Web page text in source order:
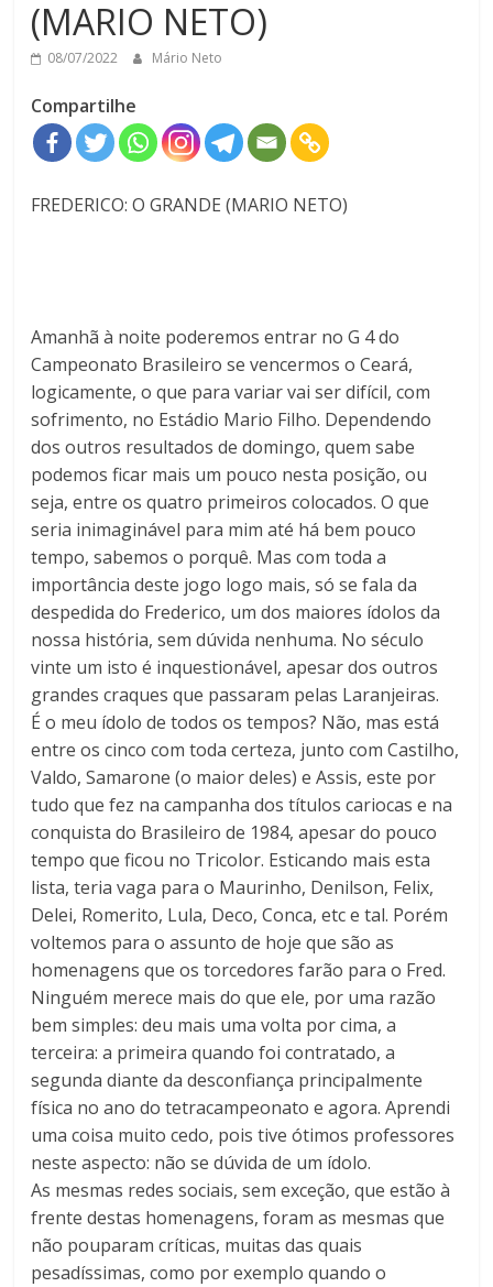
(MARIO NETO)
08/07/2022 Mário Neto
Compartilhe
FREDERICO: O GRANDE (MARIO NETO)
Amanhã à noite poderemos entrar no G 4 do
Campeonato Brasileiro se vencermos o Ceará,
logicamente, o que para variar vai ser difícil, com
sofrimento, no Estádio Mario Filho. Dependendo
dos outros resultados de domingo, quem sabe
podemos ficar mais um pouco nesta posição, ou
seja, entre os quatro primeiros colocados. O que
seria inimaginável para mim até há bem pouco
tempo, sabemos o porquê. Mas com toda a
importância deste jogo logo mais, só se fala da
despedida do Frederico, um dos maiores ídolos da
nossa história, sem dúvida nenhuma. No século
vinte um isto é inquestionável, apesar dos outros
grandes craques que passaram pelas Laranjeiras.
É o meu ídolo de todos os tempos? Não, mas está
entre os cinco com toda certeza, junto com Castilho,
Valdo, Samarone (o maior deles) e Assis, este por
tudo que fez na campanha dos títulos cariocas e na
conquista do Brasileiro de 1984, apesar do pouco
tempo que ficou no Tricolor. Esticando mais esta
lista, teria vaga para o Maurinho, Denilson, Felix,
Delei, Romerito, Lula, Deco, Conca, etc e tal. Porém
voltemos para o assunto de hoje que são as
homenagens que os torcedores farão para o Fred.
Ninguém merece mais do que ele, por uma razão
bem simples: deu mais uma volta por cima, a
terceira: a primeira quando foi contratado, a
segunda diante da desconfiança principalmente
física no ano do tetracampeonato e agora. Aprendi
uma coisa muito cedo, pois tive ótimos professores
neste aspecto: não se dúvida de um ídolo.
As mesmas redes sociais, sem exceção, que estão à
frente destas homenagens, foram as mesmas que
não pouparam críticas, muitas das quais
pesadíssimas, como por exemplo quando o